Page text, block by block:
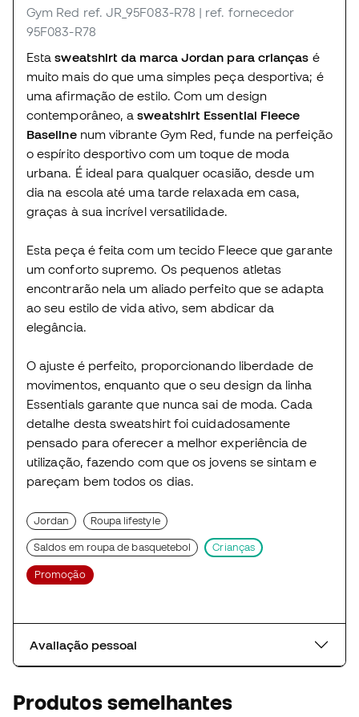
Gym Red ref. JR_95F083-R78 | ref. fornecedor
95F083-R78
Estasweatshirt da marca Jordan para crianças é
muito mais do que uma simples peça desportiva; é
uma afirmação de estilo. Com um design
contemporâneo, asweatshirt Essential Fleece
Baselinenum vibrante Gym Red, funde na perfeição
o espírito desportivo com um toque de moda
urbana. É ideal para qualquer ocasião, desde um
dia na escola até uma tarde relaxada em casa,
graças à sua incrível versatilidade.
Esta peça é feita com um tecido Fleece que garante
um conforto supremo. Os pequenos atletas
encontrarão nela um aliado perfeito que se adapta
ao seu estilo de vida ativo, sem abdicar da
elegância.
O ajuste é perfeito, proporcionando liberdade de
movimentos, enquanto que o seu design da linha
Essentials garante que nunca sai de moda. Cada
detalhe desta sweatshirt foi cuidadosamente
pensado para oferecer a melhor experiência de
utilização, fazendo com que os jovens se sintam e
pareçam bem todos os dias.
Jordan Roupa lifestyle
Saldos em roupa de basquetebol Crianças
Promoção
Avaliação pessoal
Produtos semelhantes